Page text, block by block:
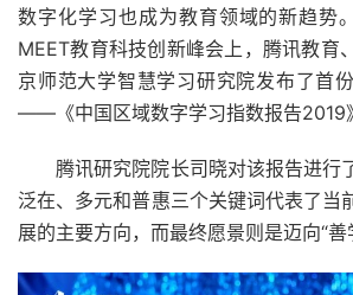
数字化学习也成为教育领域的新趋势
MEET教育科技创新峰会上，腾讯教育
京师范大学智慧学习研究院发布了首
——《中国区域数字学习指数报告2019
腾讯研究院院长司晓对该报告进行
泛在、多元和普惠三个关键词代表了当
展的主要方向，而最终愿景则是迈向“善